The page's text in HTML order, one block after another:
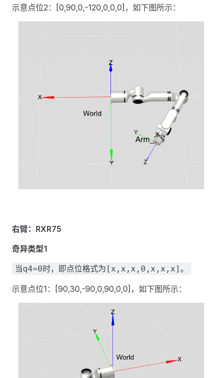
示意点位2：[0,90,0,-120,0,0,0]，如下图所示：
右臂：RXR75
奇异类型1
当q4=0时，即点位格式为[x,x,x,0,x,x,x]。
示意点位1：[90,30,-90,0,90,0,0]，如下图所示：